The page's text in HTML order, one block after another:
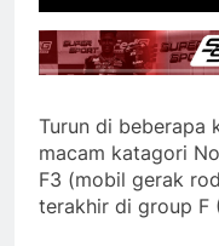
Turun di beberapa
macam katagori
F3 (mobil gerak
terakhir di group F